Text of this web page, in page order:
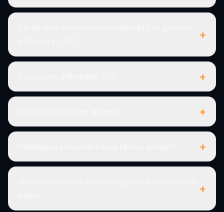
+
+
+
+
+